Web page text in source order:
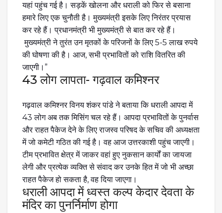
यहां पहुंच गई है। सड़कें खोलना और धराली को फिर से बसाना
हमारे लिए एक चुनौती है। मुख्यमंत्री इसके लिए निरंतर प्रयास
कर रहे हैं। प्रधानमंत्री भी मुख्यमंत्री से बात कर रहे हैं।
मुख्यमंत्री ने तुरंत उन मृतकों के परिजनों के लिए 5-5 लाख रुपये
की घोषणा की है। आज, सभी प्रभावितों को राशि वितरित की
जाएगी।”
43 लोग लापता- गढ़वाल कमिश्नर
गढ़वाल कमिश्नर विनय शंकर पांडे ने बताया कि धराली आपदा में
43 लोग अब तक मिसिंग चल रहे हैं। आपदा प्रभावितों के पुनर्वास
और राहत पैकेज देने के लिए राजस्व परिषद के सचिव की अध्यक्षता
में जो कमेटी गठित की गई है। वह आज उत्तरकाशी पहुंच जाएगी।
टीम प्रभावित क्षेत्र में जाकर वहां हुए नुकसान कार्यों का जायजा
लेगी और प्रत्येक व्यक्ति से संवाद कर उनके हित में जो भी अच्छा
राहत पैकेज हो सकता है, वह दिया जाएगा।
धराली आपदा में ध्वस्त कल्प केदार देवता के
मंदिर का पुनर्निर्माण होगा